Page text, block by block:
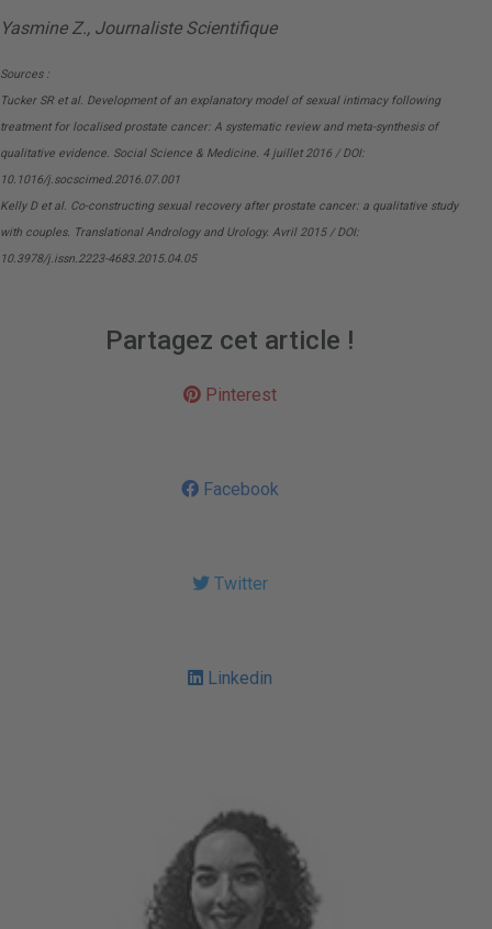
Yasmine Z., Journaliste Scientifique
Sources :
Tucker SR et al. Development of an explanatory model of sexual intimacy following
treatment for localised prostate cancer: A systematic review and meta-synthesis of
qualitative evidence. Social Science & Medicine. 4 juillet 2016 / DOI:
10.1016/j.socscimed.2016.07.001
Kelly D et al. Co-constructing sexual recovery after prostate cancer: a qualitative study
with couples. Translational Andrology and Urology. Avril 2015 / DOI:
10.3978/j.issn.2223-4683.2015.04.05
Partagez cet article !
Pinterest
Facebook
Twitter
Linkedin